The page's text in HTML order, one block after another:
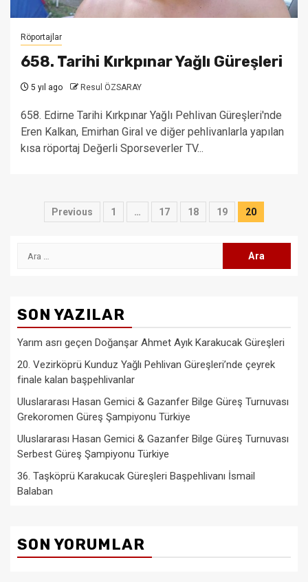
Röportajlar
658. Tarihi Kırkpınar Yağlı Güreşleri
5 yıl ago Resul ÖZSARAY
658. Edirne Tarihi Kırkpınar Yağlı Pehlivan Güreşleri'nde
Eren Kalkan, Emirhan Giral ve diğer pehlivanlarla yapılan
kısa röportaj Değerli Sporseverler TV...
Yazı
Previous 1 … 17 18 19 20
Arama:
SON YAZILAR
Yarım asrı geçen Doğanşar Ahmet Ayık Karakucak Güreşleri
20. Vezirköprü Kunduz Yağlı Pehlivan Güreşleri’nde çeyrek
finale kalan başpehlivanlar
Uluslararası Hasan Gemici & Gazanfer Bilge Güreş Turnuvası
Grekoromen Güreş Şampiyonu Türkiye
Uluslararası Hasan Gemici & Gazanfer Bilge Güreş Turnuvası
Serbest Güreş Şampiyonu Türkiye
36. Taşköprü Karakucak Güreşleri Başpehlivanı İsmail
Balaban
SON YORUMLAR